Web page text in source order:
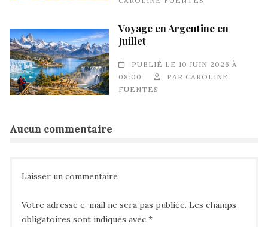
Voyage en Argentine en
Juillet
PUBLIÉ LE 10 JUIN 2026 À
08:00
PAR CAROLINE
FUENTES
Aucun commentaire
Laisser un commentaire
Votre adresse e-mail ne sera pas publiée. Les champs
obligatoires sont indiqués avec *